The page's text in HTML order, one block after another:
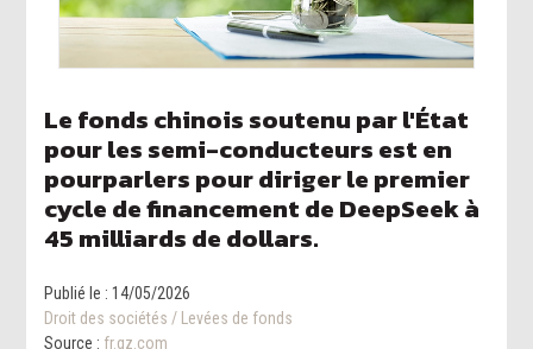
Le fonds chinois soutenu par l'État
pour les semi-conducteurs est en
pourparlers pour diriger le premier
cycle de financement de DeepSeek à
45 milliards de dollars.
Publié le :14/05/2026
Droit des sociétés / Levées de fonds
Source : fr.qz.com